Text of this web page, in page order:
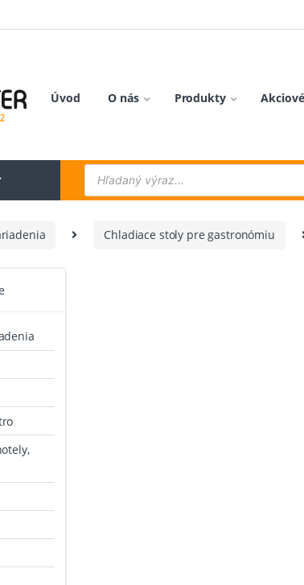
Úvod O nás Produkty
Products
search
Chladiace stoly pre gastronómiu